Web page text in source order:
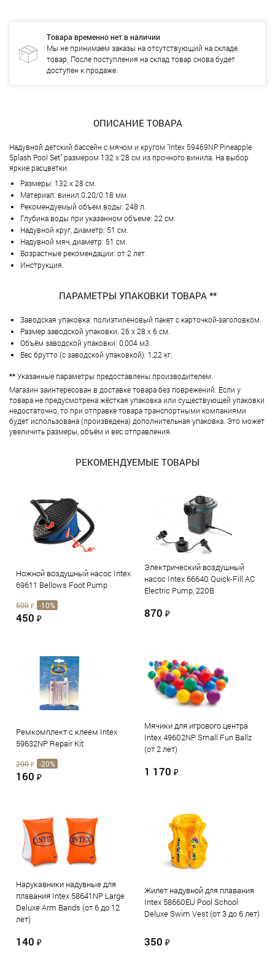
Товара временно нет в наличии
Мы не принимаем заказы на отсутствующий на складе
товар. После поступления на склад товар снова будет
доступен к продаже.
ОПИСАНИЕ ТОВАРА
Надувной детский бассейн с мячом и кругом "Intex 59469NP Pineapple
Splash Pool Set" размером 132 х 28 см из прочного винила. На выбор
яркие расцветки.
Размеры: 132 х 28 см.
Материал: винил 0.20/0.18 мм.
Рекомендуемый объем воды: 248 л.
Глубина воды при указанном объеме: 22 см.
Надувной круг, диаметр: 51 см.
Надувной мяч, диаметр: 51 см.
Возрастные рекомендации: от 2 лет.
Инструкция.
ПАРАМЕТРЫ УПАКОВКИ ТОВАРА **
Заводская упаковка: полиэтиленовый пакет с карточкой-заголовком.
Размер заводской упаковки: 26 х 28 х 6 см.
Объём заводской упаковки: 0,004 м3.
Вес брутто (с заводской упаковкой): 1,22 кг.
**Указанные параметры предоставлены производителем.
Магазин заинтересован в доставке товара без поврежений. Если у
товара не предусмотрена жёсткая упаковка или существующей упаковки
недостаточно, то при отправке товара транспортными компаниями
будет использована (произведена) дополнительная упаковка. Это может
увеличить размеры, объём и вес отправления.
РЕКОМЕНДУЕМЫЕ ТОВАРЫ
Ножной воздушный насос Intex
69611 Bellows Foot Pump
500 ₽ -10%
450 ₽
Электрический воздушный
насос Intex 66640 Quick-Fill AC
Electric Pump, 220В
870 ₽
Ремкомплект с клеем Intex
59632NP Repair Kit
200 ₽ -20%
160 ₽
Мячики для игрового центра
Intex 49602NP Small Fun Ballz
(от 2 лет)
1 170 ₽
Нарукавники надувные для
плавания Intex 58641NP Large
Deluxe Arm Bands (от 6 до 12
лет)
140 ₽
Жилет надувной для плавания
Intex 58660EU Pool School
Deluxe Swim Vest (от 3 до 6 лет)
350 ₽